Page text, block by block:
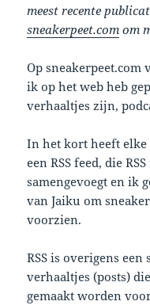
meest recente
sneakerpeet.com om
Op sneakerpeet.com
ik op het web heb
verhaaltjes zijn,
In het kort heeft
een RSS feed, die
samengevoegt en ik
van Jaiku om
voorzien.
RSS is overigens
verhaaltjes (posts)
gemaakt worden